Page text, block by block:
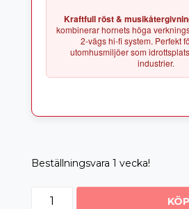
Kraftfull röst &
kombinerar hornets höga
2-vägs hi-fi system. Perfekt
utomhusmiljöer som
industrier.
Beställningsvara 1 vecka!
KÖP